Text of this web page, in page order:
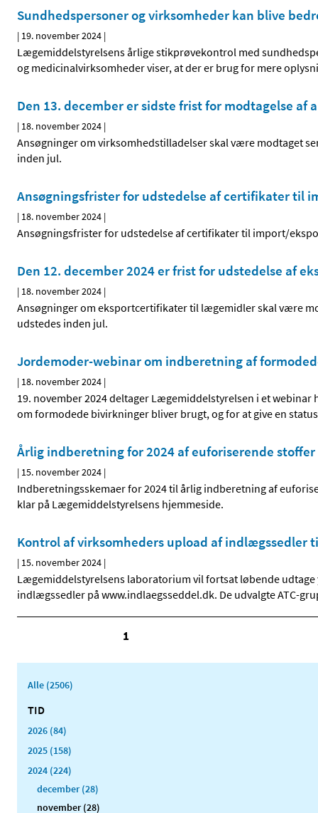
Sundhedspersoner og virksomheder kan blive
| 19. november 2024 |
Lægemiddelstyrelsens årlige stikprøvekontrol med
og medicinalvirksomheder viser, at der er brug for mere
Den 13. december er sidste frist for modtagelse
| 18. november 2024 |
Ansøgninger om virksomhedstilladelser skal være modtaget
inden jul.
Ansøgningsfrister for udstedelse af certifikater til
| 18. november 2024 |
Ansøgningsfrister for udstedelse af certifikater til import/
Den 12. december 2024 er frist for udstedelse af
| 18. november 2024 |
Ansøgninger om eksportcertifikater til lægemidler skal være
udstedes inden jul.
Jordemoder-webinar om indberetning af
| 18. november 2024 |
19. november 2024 deltager Lægemiddelstyrelsen i et
om formodede bivirkninger bliver brugt, og for at give en
Årlig indberetning for 2024 af euforiserende stoffer
| 15. november 2024 |
Indberetningsskemaer for 2024 til årlig indberetning af
klar på Lægemiddelstyrelsens hjemmeside.
Kontrol af virksomheders upload af indlægssedler
| 15. november 2024 |
Lægemiddelstyrelsens laboratorium vil fortsat løbende
indlægssedler på www.indlaegsseddel.dk. De udvalgte ATC-
1
Alle (2506)
TID
2026 (84)
2025 (158)
2024 (224)
december (28)
november (28)